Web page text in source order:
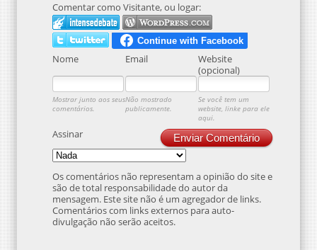
Comentar como Visitante, ou logar:
Nome Email
Website
(opcional)
Mostrar junto aos seus
comentários.
Não mostrado
publicamente.
Se você tem um
website, linke para ele
aqui.
Enviar Comentário
Assinar
Os comentários não representam a opinião do site e
são de total responsabilidade do autor da
mensagem. Este site não é um agregador de links.
Comentários com links externos para auto-
divulgação não serão aceitos.